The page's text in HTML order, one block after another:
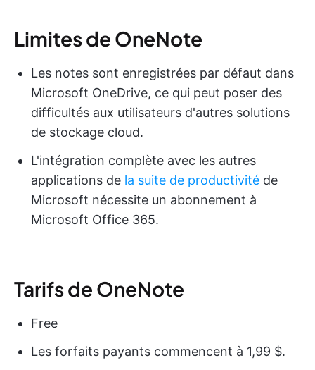
Limites de OneNote
Les notes sont enregistrées par défaut dans
Microsoft OneDrive, ce qui peut poser des
difficultés aux utilisateurs d'autres solutions
de stockage cloud.
L'intégration complète avec les autres
applications de la suite de productivité de
Microsoft nécessite un abonnement à
Microsoft Office 365.
Tarifs de OneNote
Free
Les forfaits payants commencent à 1,99 $.